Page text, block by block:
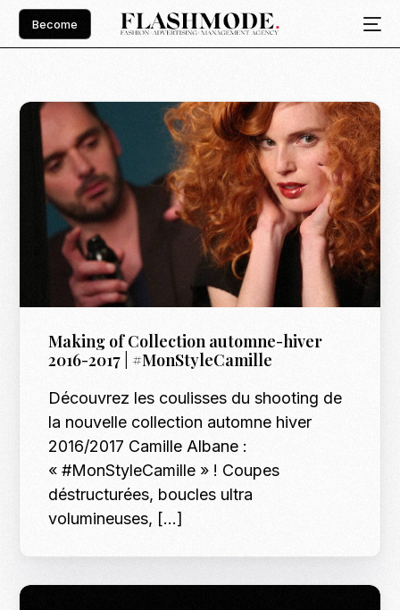
Become
Making of Collection automne-hiver
2016-2017 | #MonStyleCamille
Découvrez les coulisses du shooting de
la nouvelle collection automne hiver
2016/2017 Camille Albane :
« #MonStyleCamille » ! Coupes
déstructurées, boucles ultra
volumineuses, […]